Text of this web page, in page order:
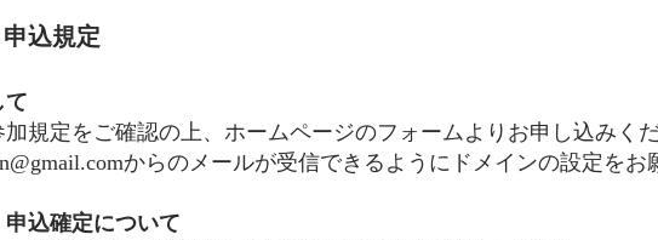
込規定
て
規定をご確認の上、ホームページのフォームよりお申し込みく
からのメールが受信できるようにドメインの設定を
込確定について